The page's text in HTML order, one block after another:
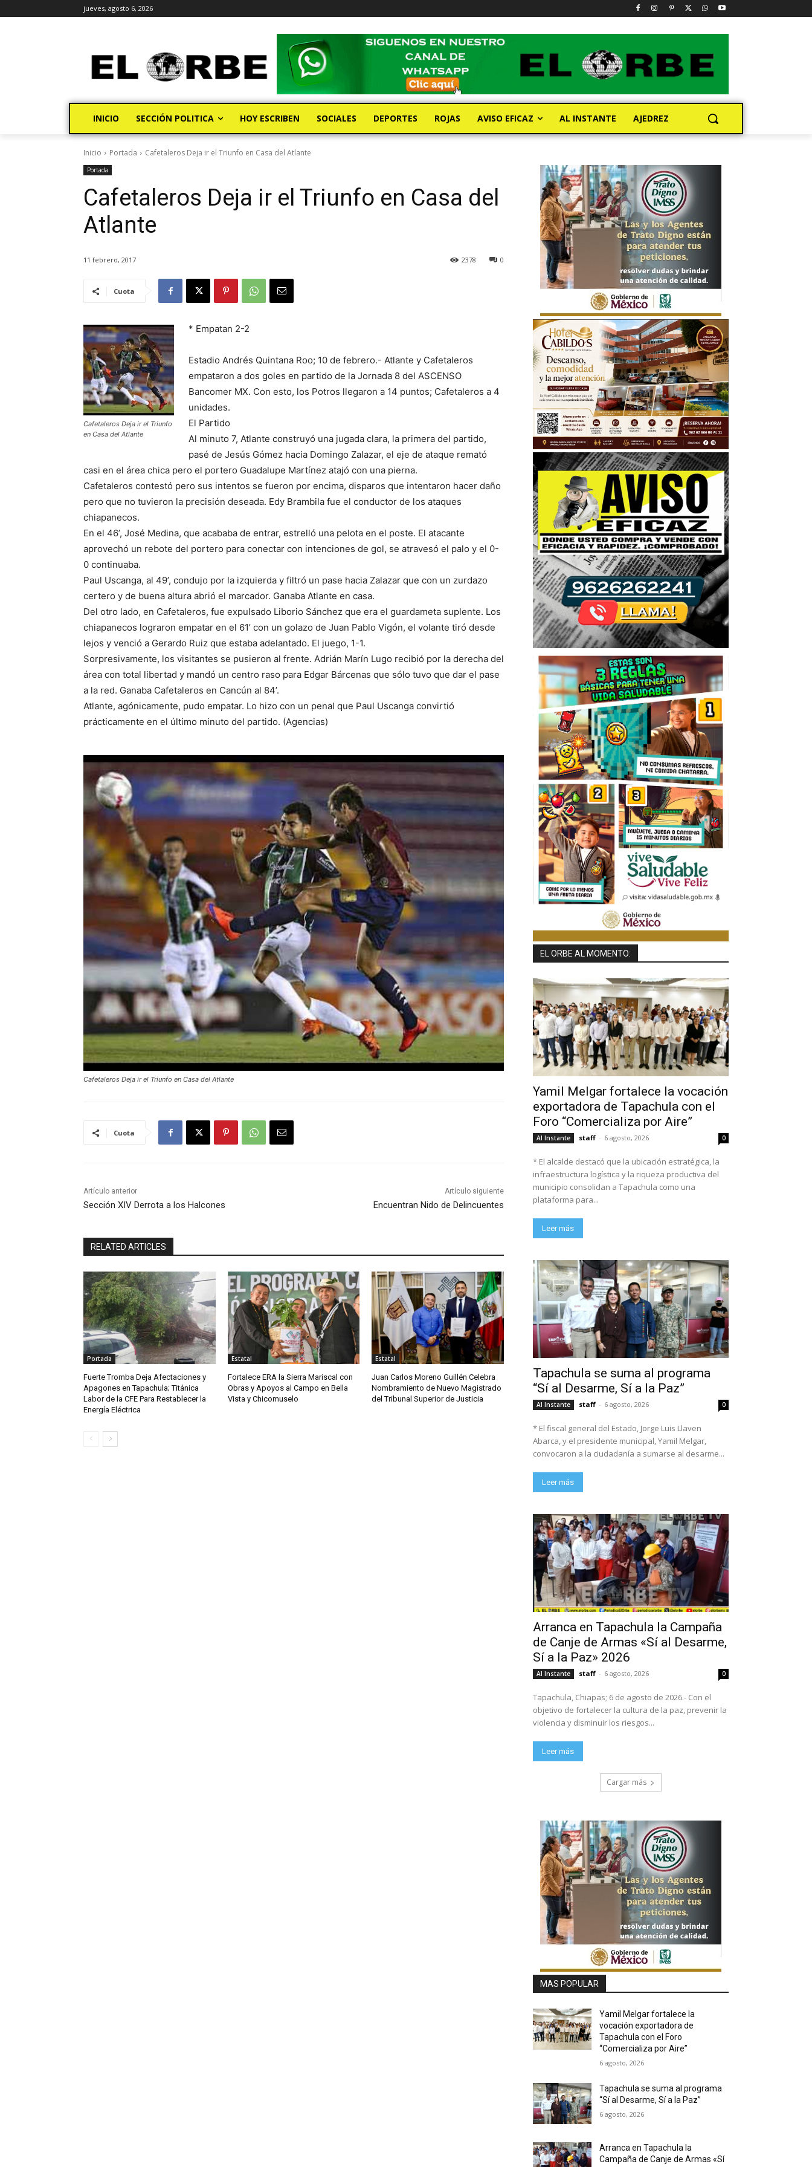
jueves, agosto 6, 2026
INICIO SECCIÓN POLITICA HOY ESCRIBEN SOCIALES DEPORTES ROJAS AVISO EFICAZ AL INSTANTE AJEDREZ
Inicio Portada Cafetaleros Deja ir el Triunfo en Casa del Atlante
Portada
Cafetaleros Deja ir el Triunfo en Casa del
Atlante
11 febrero, 2017 0
2378
Cuota
Cafetaleros Deja ir el Triunfo
en Casa del Atlante
* Empatan 2-2
Estadio Andrés Quintana Roo; 10 de febrero.- Atlante y Cafetaleros
empataron a dos goles en partido de la Jornada 8 del ASCENSO
Bancomer MX. Con esto, los Potros llegaron a 14 puntos; Cafetaleros a 4
unidades.
El Partido
Al minuto 7, Atlante construyó una jugada clara, la primera del partido,
pasé de Jesús Gómez hacia Domingo Zalazar, el eje de ataque remató
casi en el área chica pero el portero Guadalupe Martínez atajó con una pierna.
Cafetaleros contestó pero sus intentos se fueron por encima, disparos que intentaron hacer daño
pero que no tuvieron la precisión deseada. Edy Brambila fue el conductor de los ataques
chiapanecos.
En el 46’, José Medina, que acababa de entrar, estrelló una pelota en el poste. El atacante
aprovechó un rebote del portero para conectar con intenciones de gol, se atravesó el palo y el 0-
0 continuaba.
Paul Uscanga, al 49’, condujo por la izquierda y filtró un pase hacia Zalazar que con un zurdazo
certero y de buena altura abrió el marcador. Ganaba Atlante en casa.
Del otro lado, en Cafetaleros, fue expulsado Liborio Sánchez que era el guardameta suplente. Los
chiapanecos lograron empatar en el 61’ con un golazo de Juan Pablo Vigón, el volante tiró desde
lejos y venció a Gerardo Ruiz que estaba adelantado. El juego, 1-1.
Sorpresivamente, los visitantes se pusieron al frente. Adrián Marín Lugo recibió por la derecha del
área con total libertad y mandó un centro raso para Edgar Bárcenas que sólo tuvo que dar el pase
a la red. Ganaba Cafetaleros en Cancún al 84’.
Atlante, agónicamente, pudo empatar. Lo hizo con un penal que Paul Uscanga convirtió
prácticamente en el último minuto del partido. (Agencias)
Cafetaleros Deja ir el Triunfo en Casa del Atlante
Cuota
Artículo anterior
Sección XIV Derrota a los Halcones
Artículo siguiente
Encuentran Nido de Delincuentes
RELATED ARTICLES
Portada
Fuerte Tromba Deja Afectaciones y
Apagones en Tapachula; Titánica
Labor de la CFE Para Restablecer la
Energía Eléctrica
Estatal
Fortalece ERA la Sierra Mariscal con
Obras y Apoyos al Campo en Bella
Vista y Chicomuselo
Estatal
Juan Carlos Moreno Guillén Celebra
Nombramiento de Nuevo Magistrado
del Tribunal Superior de Justicia
EL ORBE AL MOMENTO:
Yamil Melgar fortalece la vocación
exportadora de Tapachula con el
Foro “Comercializa por Aire”
Al Instante staff - 6 agosto, 2026 0
* El alcalde destacó que la ubicación estratégica, la
infraestructura logística y la riqueza productiva del
municipio consolidan a Tapachula como una
plataforma para...
Leer más
Tapachula se suma al programa
“Sí al Desarme, Sí a la Paz”
Al Instante staff - 6 agosto, 2026 0
* El fiscal general del Estado, Jorge Luis Llaven
Abarca, y el presidente municipal, Yamil Melgar,
convocaron a la ciudadanía a sumarse al desarme...
Leer más
Arranca en Tapachula la Campaña
de Canje de Armas «Sí al Desarme,
Sí a la Paz» 2026
Al Instante staff - 6 agosto, 2026 0
Tapachula, Chiapas; 6 de agosto de 2026.- Con el
objetivo de fortalecer la cultura de la paz, prevenir la
violencia y disminuir los riesgos...
Leer más
Cargar más
MAS POPULAR
Yamil Melgar fortalece la
vocación exportadora de
Tapachula con el Foro
“Comercializa por Aire”
6 agosto, 2026
Tapachula se suma al programa
“Sí al Desarme, Sí a la Paz”
6 agosto, 2026
Arranca en Tapachula la
Campaña de Canje de Armas «Sí